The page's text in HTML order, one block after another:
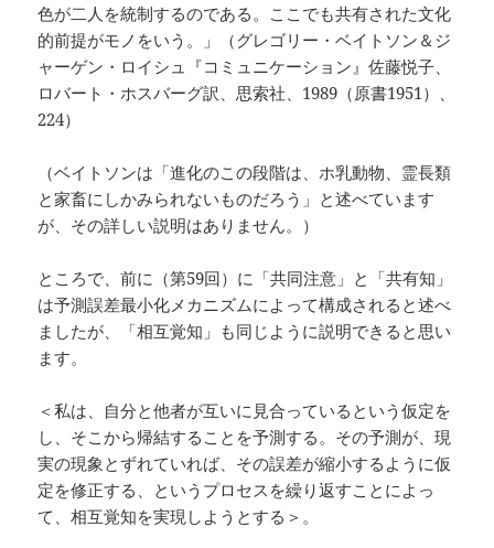
色が二人を統制するのである。ここでも共有された文化
的前提がモノをいう。」（グレゴリー・ベイトソン＆ジ
ャーゲン・ロイシュ『コミュニケーション』佐藤悦子、
ロバート・ホスバーグ訳、思索社、1989（原書1951）、
224）
（ベイトソンは「進化のこの段階は、ホ乳動物、霊長類
と家畜にしかみられないものだろう」と述べています
が、その詳しい説明はありません。）
ところで、前に（第59回）に「共同注意」と「共有知」
は予測誤差最小化メカニズムによって構成されると述べ
ましたが、「相互覚知」も同じように説明できると思い
ます。
＜私は、自分と他者が互いに見合っているという仮定を
し、そこから帰結することを予測する。その予測が、現
実の現象とずれていれば、その誤差が縮小するように仮
定を修正する、というプロセスを繰り返すことによっ
て、相互覚知を実現しようとする＞。